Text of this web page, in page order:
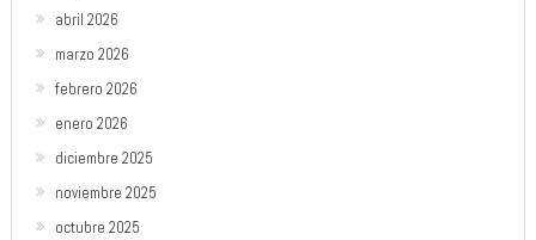
abril 2026
marzo 2026
febrero 2026
enero 2026
diciembre 2025
noviembre 2025
octubre 2025